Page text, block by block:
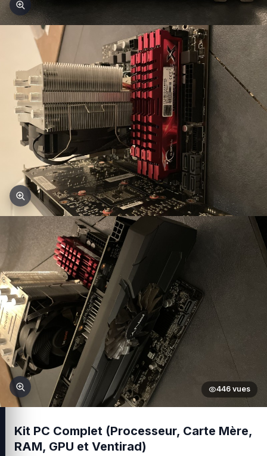
446 vues
Kit PC Complet (Processeur, Carte Mère,
RAM, GPU et Ventirad)